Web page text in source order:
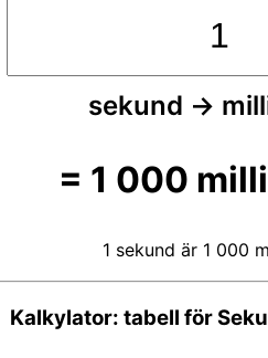
sekund →
= 1 000
1 sekund är 1 000
Kalkylator: tabell för